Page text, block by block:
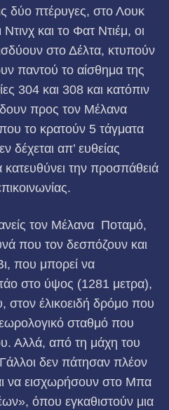
δύο πτέρυγες, στο Λουκ
και το Φατ Ντιέμ, οι
στο Δέλτα, κτυπούν
παντού το αίσθημα της
304 και 308 και κατόπιν
προς τον Μέλανα
το κρατούν 5 τάγματα
δέχεται απ’ ευθείας
την προσπάθειά
τον Μέλανα Ποταμό,
που τον δεσπόζουν και
που μπορεί να
στο ύψος (1281 μετρα),
έλικοειδή δρόμο που
σταθμό που
Αλλά, από τη μάχη του
δεν πάτησαν πλέον
να εισχωρήσουν στο Μπα
όπου εγκαθιστούν μια